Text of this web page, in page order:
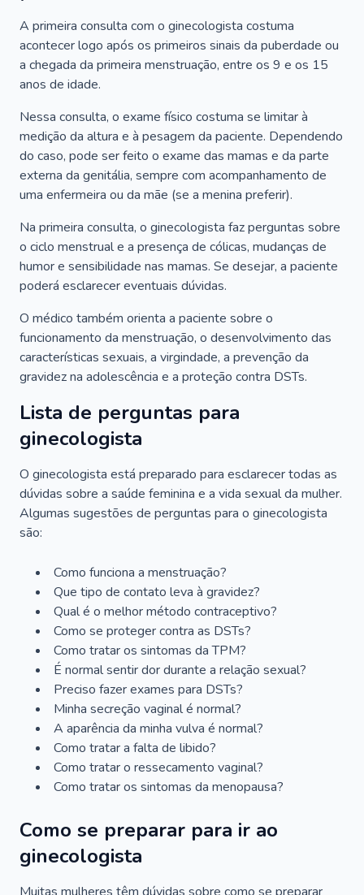
A primeira consulta com o ginecologista costuma
acontecer logo após os primeiros sinais da puberdade ou
a chegada da primeira menstruação, entre os 9 e os 15
anos de idade.
Nessa consulta, o exame físico costuma se limitar à
medição da altura e à pesagem da paciente. Dependendo
do caso, pode ser feito o exame das mamas e da parte
externa da genitália, sempre com acompanhamento de
uma enfermeira ou da mãe (se a menina preferir).
Na primeira consulta, o ginecologista faz perguntas sobre
o ciclo menstrual e a presença de cólicas, mudanças de
humor e sensibilidade nas mamas. Se desejar, a paciente
poderá esclarecer eventuais dúvidas.
O médico também orienta a paciente sobre o
funcionamento da menstruação, o desenvolvimento das
características sexuais, a virgindade, a prevenção da
gravidez na adolescência e a proteção contra DSTs.
Lista de perguntas para
ginecologista
O ginecologista está preparado para esclarecer todas as
dúvidas sobre a saúde feminina e a vida sexual da mulher.
Algumas sugestões de perguntas para o ginecologista
são:
Como funciona a menstruação?
Que tipo de contato leva à gravidez?
Qual é o melhor método contraceptivo?
Como se proteger contra as DSTs?
Como tratar os sintomas da TPM?
É normal sentir dor durante a relação sexual?
Preciso fazer exames para DSTs?
Minha secreção vaginal é normal?
A aparência da minha vulva é normal?
Como tratar a falta de libido?
Como tratar o ressecamento vaginal?
Como tratar os sintomas da menopausa?
Como se preparar para ir ao
ginecologista